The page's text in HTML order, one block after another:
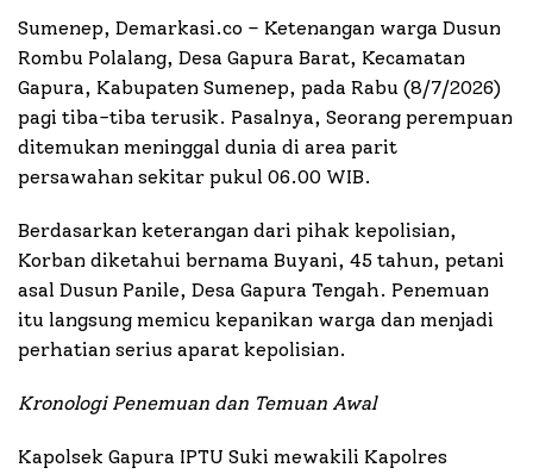
Sumenep, Demarkasi.co – Ketenangan warga Dusun
Rombu Polalang, Desa Gapura Barat, Kecamatan
Gapura, Kabupaten Sumenep, pada Rabu (8/7/2026)
pagi tiba-tiba terusik. Pasalnya, Seorang perempuan
ditemukan meninggal dunia di area parit
persawahan sekitar pukul 06.00 WIB.
Berdasarkan keterangan dari pihak kepolisian,
Korban diketahui bernama Buyani, 45 tahun, petani
asal Dusun Panile, Desa Gapura Tengah. Penemuan
itu langsung memicu kepanikan warga dan menjadi
perhatian serius aparat kepolisian.
Kronologi Penemuan dan Temuan Awal
Kapolsek Gapura IPTU Suki mewakili Kapolres